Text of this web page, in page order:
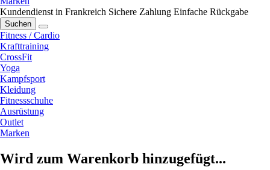
Kundendienst in Frankreich Sichere Zahlung Einfache Rückgabe
Suchen
Fitness / Cardio
Krafttraining
CrossFit
Yoga
Kampfsport
Kleidung
Fitnessschuhe
Ausrüstung
Outlet
Marken
Wird zum Warenkorb hinzugefügt...